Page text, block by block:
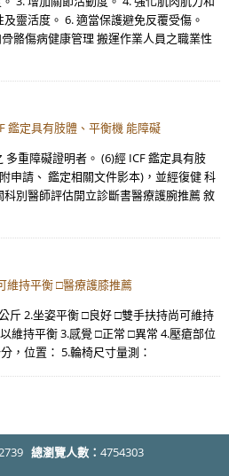
靈活度。 6. 適當保護避免反覆受傷。
骼傷病健康管理 搬運作業人員之職業性
鑑定具有肢體、平衡機 能障礙
重障礙證明者。 (6)經 ICF 鑑定具有肢
申請、 鑑定相關文件影本)，並經復健 科
別醫師評估開立診斷書醫療護腕推薦 敘
維持平衡 □醫療護膝推薦
斤 2.坐姿平衡 □良好 □雙手扶持尚可維持
維持平衡 3.感覺 □正常 □異常 4.壓瘡部位
，位置： 5.輪椅尺寸量測：
總瀏覽人數： 4754303